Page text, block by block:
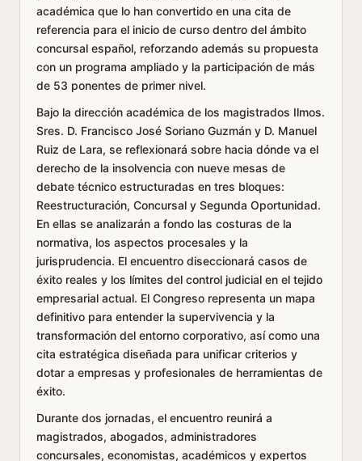
académica que lo han convertido en una cita de
referencia para el inicio de curso dentro del ámbito
concursal español, reforzando además su propuesta
con un programa ampliado y la participación de más
de 53 ponentes de primer nivel.
Bajo la dirección académica de los magistrados Ilmos.
Sres. D. Francisco José Soriano Guzmán y D. Manuel
Ruiz de Lara, se reflexionará sobre hacia dónde va el
derecho de la insolvencia con nueve mesas de
debate técnico estructuradas en tres bloques:
Reestructuración, Concursal y Segunda Oportunidad.
En ellas se analizarán a fondo las costuras de la
normativa, los aspectos procesales y la
jurisprudencia. El encuentro diseccionará casos de
éxito reales y los límites del control judicial en el tejido
empresarial actual. El Congreso representa un mapa
definitivo para entender la supervivencia y la
transformación del entorno corporativo, así como una
cita estratégica diseñada para unificar criterios y
dotar a empresas y profesionales de herramientas de
éxito.
Durante dos jornadas, el encuentro reunirá a
magistrados, abogados, administradores
concursales, economistas, académicos y expertos